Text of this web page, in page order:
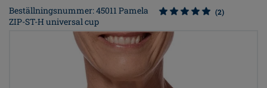
Beställningsnummer: 45011 Pamela
ZIP-ST-H universal cup
(2)